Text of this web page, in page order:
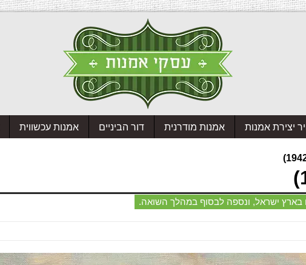
יצירת אמנות אמנות מודרנית דור הביניים אמנות עכשווית
בארץ ישראל, ונספה לבסוף במהלך השואה.